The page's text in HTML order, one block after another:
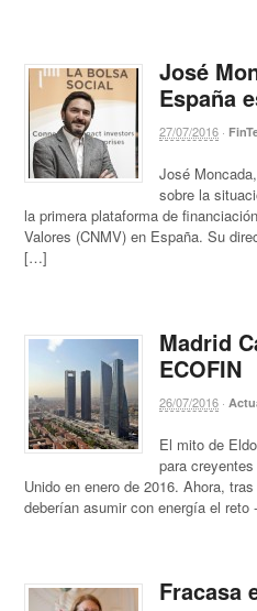
José
España
27/07/2016 ·
José
sobre la
la primera plataforma de
Valores (CNMV) en España. Su
[…]
Madrid
ECOFIN
26/07/2016 ·
El mito de
para
Unido en enero de 2016. Ahora,
deberían asumir con energía el
Fracasa